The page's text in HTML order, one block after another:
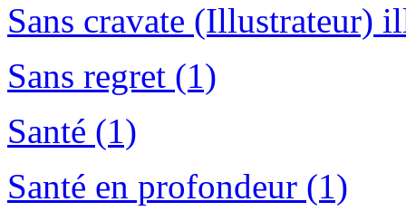
Sans cravate (Illustrateur)
Sans regret (1)
Santé (1)
Santé en profondeur (1)